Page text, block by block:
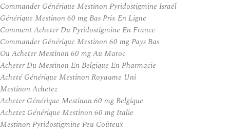
Commander Générique Mestinon Pyridostigmine Israël
Générique Mestinon 60 mg Bas Prix En Ligne
Comment Acheter Du Pyridostigmine En France
Commander Générique Mestinon 60 mg Pays Bas
Ou Acheter Mestinon 60 mg Au Maroc
Acheter Du Mestinon En Belgique En Pharmacie
Acheté Générique Mestinon Royaume Uni
Mestinon Achetez
Acheter Générique Mestinon 60 mg Belgique
Achetez Générique Mestinon 60 mg Italie
Mestinon Pyridostigmine Peu Coûteux